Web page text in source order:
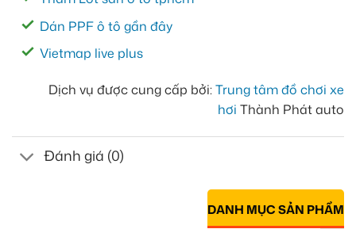
Dán PPF ô tô gần đây
Vietmap live plus
Dịch vụ được cung cấp bởi:Trung tâm đồ chơi xe
hơi Thành Phát auto
Đánh giá (0)
DANH MỤC SẢN PHẨM